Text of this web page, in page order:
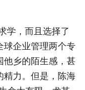
学，而且选择了
球企业管理两个专
他乡的陌生感，甚
精力。但是，陈海